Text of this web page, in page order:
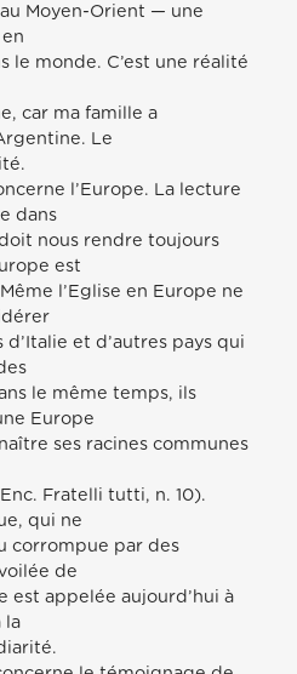
Moyen-Orient — une
le monde. C’est une réalité
car ma famille a
Le
l’Europe. La lecture
dans
nous rendre toujours
est
l’Eglise en Europe ne
d’Italie et d’autres pays qui
le même temps, ils
Europe
ses racines communes
Fratelli tutti, n. 10).
qui ne
corrompue par des
de
est appelée aujourd’hui à
la